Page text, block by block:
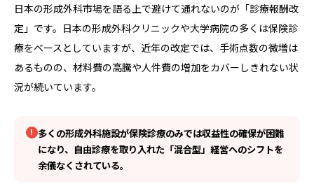
日本の形成外科市場を語る上で避けて通れないのが「診療報酬改
定」です。日本の形成外科クリニックや大学病院の多くは保険診
療をベースとしていますが、近年の改定では、手術点数の微増は
あるものの、材料費の高騰や人件費の増加をカバーしきれない状
況が続いています。
多くの形成外科施設が保険診療のみでは収益性の確保が困難
になり、自由診療を取り入れた「混合型」経営へのシフトを
余儀なくされている。